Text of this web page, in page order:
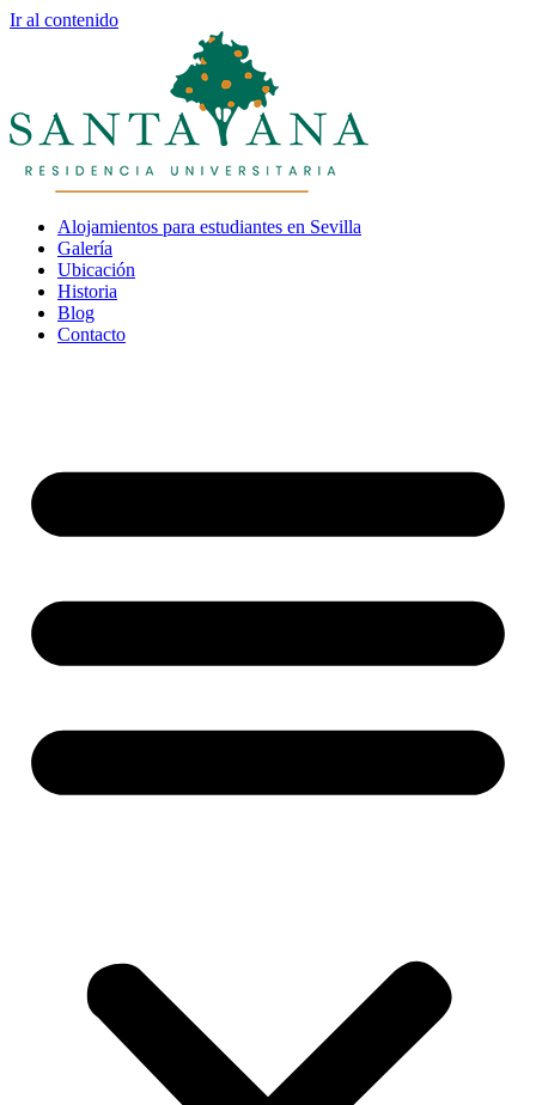
Ir al contenido
Alojamientos para estudiantes en Sevilla
Galería
Ubicación
Historia
Blog
Contacto